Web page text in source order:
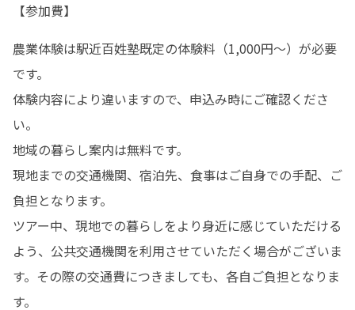
【参加費】
農業体験は駅近百姓塾既定の体験料（1,000円～）が必要
です。
体験内容により違いますので、申込み時にご確認くださ
い。
地域の暮らし案内は無料です。
現地までの交通機関、宿泊先、食事はご自身での手配、ご
負担となります。
ツアー中、現地での暮らしをより身近に感じていただける
よう、公共交通機関を利用させていただく場合がございま
す。その際の交通費につきましても、各自ご負担となりま
す。